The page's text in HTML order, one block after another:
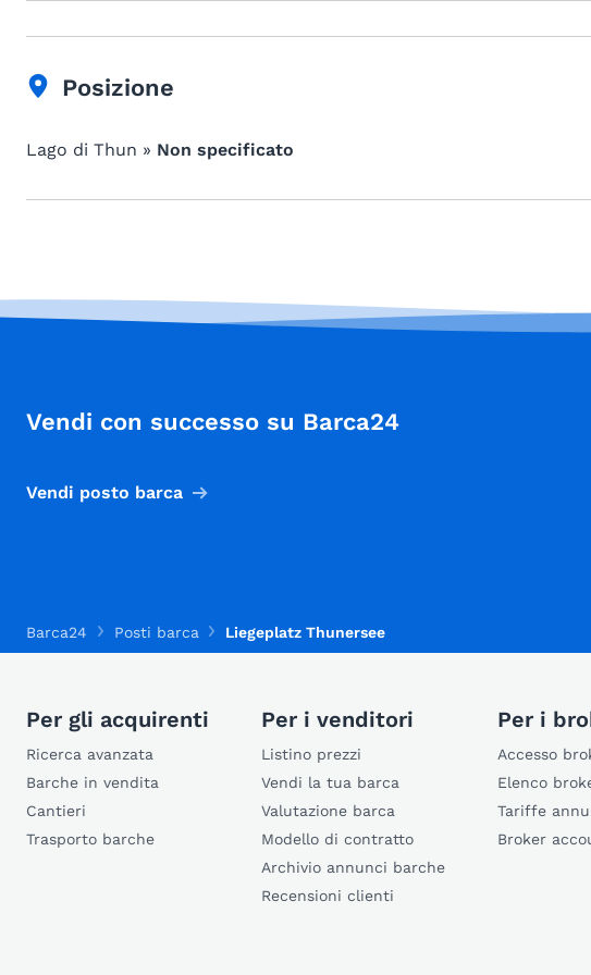
Posizione
Lago di Thun » Non specificato
Vendi con successo su Barca24
Vendi posto barca
Barca24 Posti barca Liegeplatz Thunersee
Per gli acquirenti
Ricerca avanzata
Barche in vendita
Cantieri
Trasporto barche
Per i venditori
Listino prezzi
Vendi la tua barca
Valutazione barca
Modello di contratto
Archivio annunci barche
Recensioni clienti
Per i
Accesso
Elenco
Tariffe
Broker